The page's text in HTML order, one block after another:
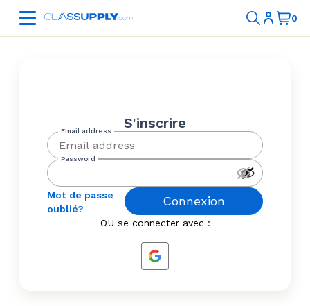
S'inscrire
Mot de passe
oublié?
Connexion
OU se connecter avec :